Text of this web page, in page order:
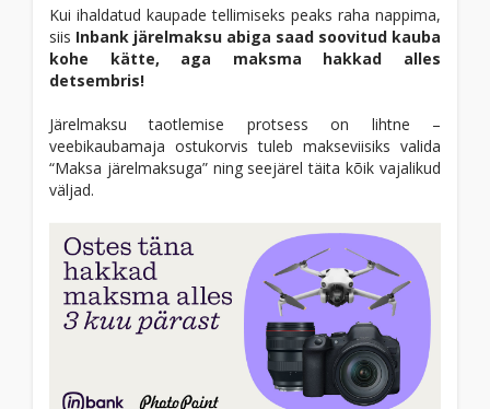
Kui ihaldatud kaupade tellimiseks peaks raha nappima,
siis Inbank järelmaksu abiga saad soovitud kauba
kohe kätte, aga maksma hakkad alles
detsembris!
Järelmaksu taotlemise protsess on lihtne –
veebikaubamaja ostukorvis tuleb makseviisiks valida
“Maksa järelmaksuga” ning seejärel täita kõik vajalikud
väljad.